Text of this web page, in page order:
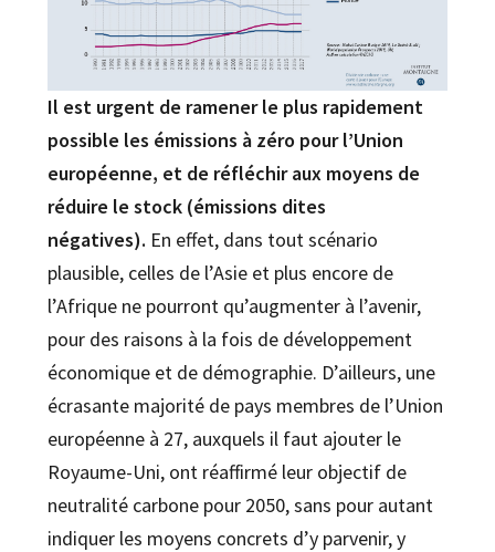
Il est urgent de ramener le plus rapidement
possible les émissions à zéro pour l’Union
européenne, et de réfléchir aux moyens de
réduire le stock (émissions dites
négatives). En effet, dans tout scénario
plausible, celles de l’Asie et plus encore de
l’Afrique ne pourront qu’augmenter à l’avenir,
pour des raisons à la fois de développement
économique et de démographie. D’ailleurs, une
écrasante majorité de pays membres de l’Union
européenne à 27, auxquels il faut ajouter le
Royaume-Uni, ont réaffirmé leur objectif de
neutralité carbone pour 2050, sans pour autant
indiquer les moyens concrets d’y parvenir, y